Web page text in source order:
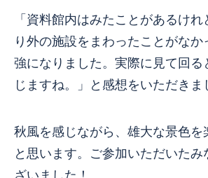
「資料館内はみたことがあるけ
り外の施設をまわったことがな
強になりました。実際に見て回
じますね。」と感想をいただきま
秋風を感じながら、雄大な景色
と思います。ご参加いただいた
ざいました！